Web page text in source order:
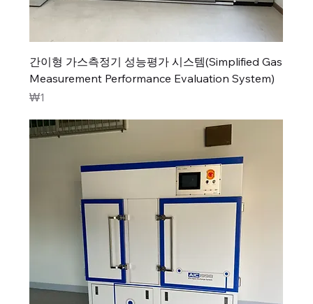
간이형 가스측정기 성능평가 시스템(Simplified Gas
Measurement Performance Evaluation System)
가격
₩1